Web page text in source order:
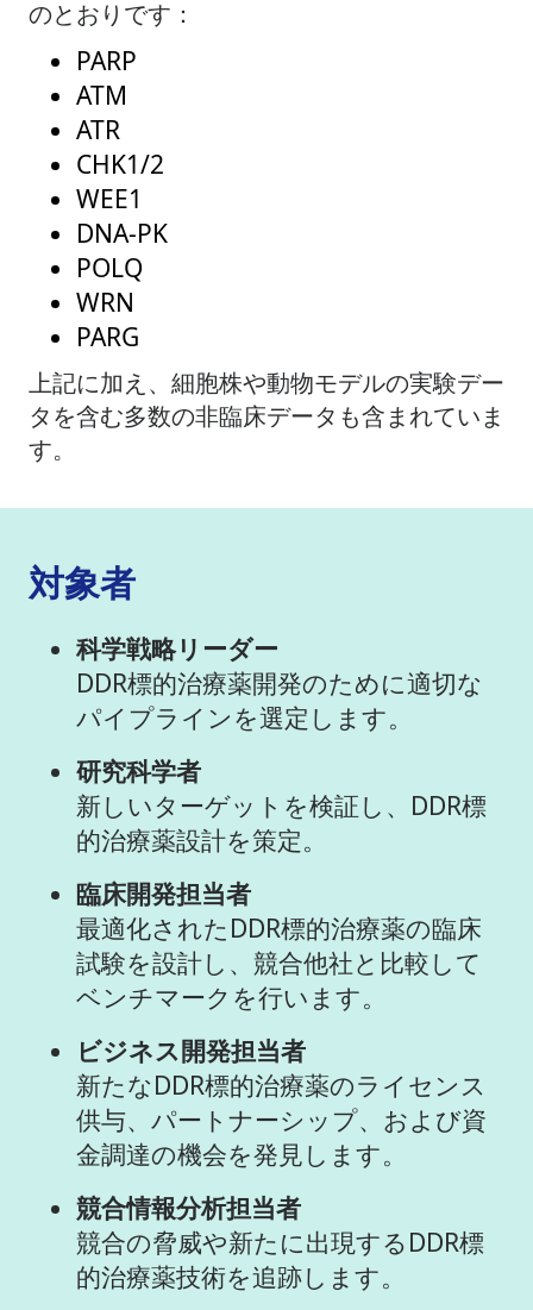
のとおりです：
PARP
ATM
ATR
CHK1/2
WEE1
DNA-PK
POLQ
WRN
PARG
​上記に加え、細胞株や動物モデルの実験デー
タを含む多数の非臨床データも含まれていま
す。​
対象者
科学戦略リーダー
DDR標的治療薬開発のために適切な
パイプラインを選定します。
研究科学者
新しいターゲットを検証し、DDR標
的治療薬設計を策定。
臨床開発担当者
最適化されたDDR標的治療薬の臨床
試験を設計し、競合他社と比較して
ベンチマークを行います。
ビジネス開発担当者
新たなDDR標的治療薬のライセンス
供与、パートナーシップ、および資
金調達の機会を発見します。
競合情報分析担当者
競合の脅威や新たに出現するDDR標
的治療薬技術を追跡します。